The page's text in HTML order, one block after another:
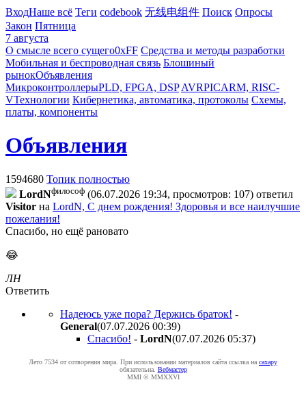
ВходНаше всё Теги codebook 无线电组件 Поиск Опросы
Закон Пятница
7 августа
О смысле всего сущего0xFF Средства и методы разработки
Мобильная и беспроводная связь Блошиный
рынокОбъявления
МикроконтроллерыPLD, FPGA, DSP AVRPICARM, RISC-
VТехнологии Кибернетика, автоматика, протоколы Схемы,
платы, компоненты
Объявления
1594680 Топик полностью
LordNфилософ (06.07.2026 19:34, просмотров: 107) ответил
Visitor на LordN, С днем рождения! Здоровья и все наилучшие
пожелания!
Спасибо, но ещё рановато
😂
ЛН
Ответить
Надеюсь уже пора? Держись браток! -
General(07.07.2026 00:39)
Спасибо! - LordN(07.07.2026 05:37)
Лето 7534 от сотворения мира. При использовании материалов сайта ссылка на caxapу
обязательна. Вебмастер
MMI © MMXXVI